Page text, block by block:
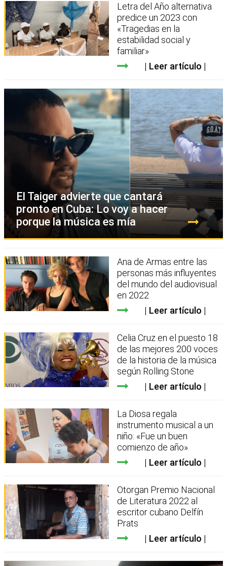
Letra del Año alternativa
predice un 2023 con
«Tragedias en la
estabilidad social y
familiar»
Leer artículo
El Taiger advierte que cantará
pronto en Cuba: Lo voy a hacer
porque la música es mía
Ana de Armas entre las
personas más influyentes
del mundo del audiovisual
en 2022
Leer artículo
Celia Cruz en el puesto 18
de las mejores 200 voces
de la historia de la música
según Rolling Stone
Leer artículo
La Diosa regala
instrumento musical a un
niño: «Fue un buen
comienzo de año»
Leer artículo
Otorgan Premio Nacional
de Literatura 2022 al
escritor cubano Delfín
Prats
Leer artículo